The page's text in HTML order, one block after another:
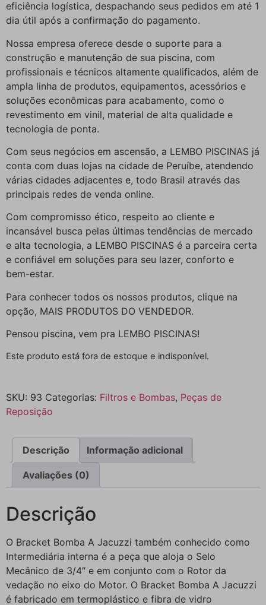
eficiência logística, despachando seus pedidos em até 1
dia útil após a confirmação do pagamento.
Nossa empresa oferece desde o suporte para a
construção e manutenção de sua piscina, com
profissionais e técnicos altamente qualificados, além de
ampla linha de produtos, equipamentos, acessórios e
soluções econômicas para acabamento, como o
revestimento em vinil, material de alta qualidade e
tecnologia de ponta.
Com seus negócios em ascensão, a LEMBO PISCINAS já
conta com duas lojas na cidade de Peruíbe, atendendo
várias cidades adjacentes e, todo Brasil através das
principais redes de venda online.
Com compromisso ético, respeito ao cliente e
incansável busca pelas últimas tendências de mercado
e alta tecnologia, a LEMBO PISCINAS é a parceira certa
e confiável em soluções para seu lazer, conforto e
bem-estar.
Para conhecer todos os nossos produtos, clique na
opção, MAIS PRODUTOS DO VENDEDOR.
Pensou piscina, vem pra LEMBO PISCINAS!
Este produto está fora de estoque e indisponível.
SKU: 93 Categorias: Filtros e Bombas, Peças de
Reposição
Descrição Informação adicional
Avaliações (0)
Descrição
O Bracket Bomba A Jacuzzi também conhecido como
Intermediária interna é a peça que aloja o Selo
Mecânico de 3/4″ e em conjunto com o Rotor da
vedação no eixo do Motor. O Bracket Bomba A Jacuzzi
é fabricado em termoplástico e fibra de vidro